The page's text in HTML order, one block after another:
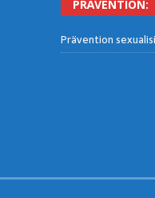
PRÄ­VEN­TI­ON:
Prä­ven­ti­on